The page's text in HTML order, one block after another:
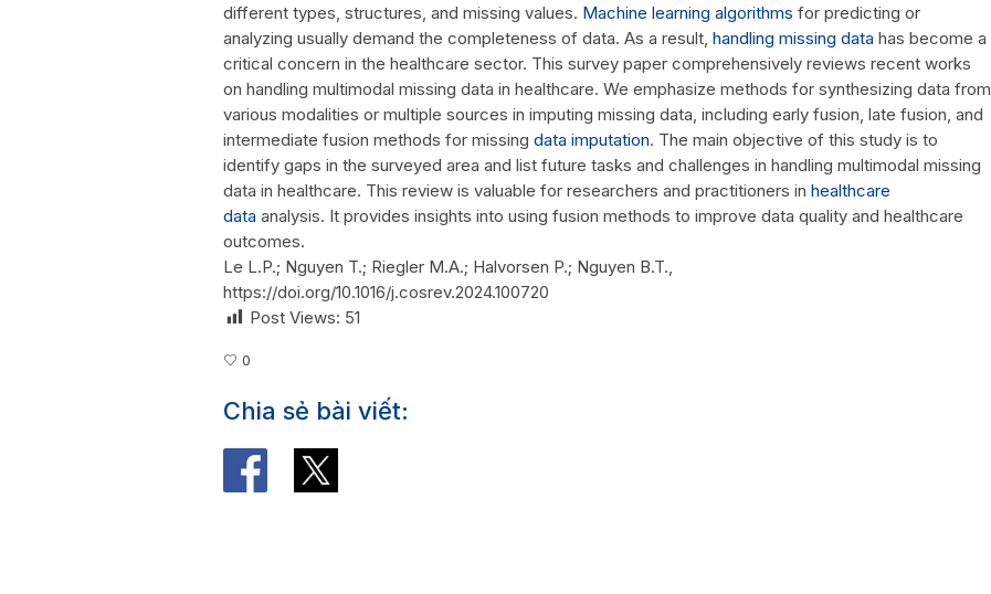
different types, structures, and missing values. Machine learning algorithms for predicting or
analyzing usually demand the completeness of data. As a result, handling missing data has become a
critical concern in the healthcare sector. This survey paper comprehensively reviews recent works
on handling multimodal missing data in healthcare. We emphasize methods for synthesizing data from
various modalities or multiple sources in imputing missing data, including early fusion, late fusion, and
intermediate fusion methods for missing data imputation. The main objective of this study is to
identify gaps in the surveyed area and list future tasks and challenges in handling multimodal missing
data in healthcare. This review is valuable for researchers and practitioners in healthcare
data analysis. It provides insights into using fusion methods to improve data quality and healthcare
outcomes.
Le L.P.; Nguyen T.; Riegler M.A.; Halvorsen P.; Nguyen B.T.,
https://doi.org/10.1016/j.cosrev.2024.100720
Post Views: 51
0
Chia sẻ bài viết: